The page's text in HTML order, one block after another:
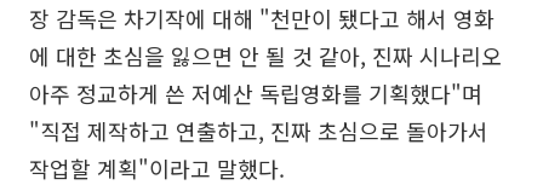
장 감독은 차기작에 대해 "천만이 됐다고 해서 영화
에 대한 초심을 잃으면 안 될 것 같아, 진짜 시나리오
아주 정교하게 쓴 저예산 독립영화를 기획했다"며
"직접 제작하고 연출하고, 진짜 초심으로 돌아가서
작업할 계획"이라고 말했다.